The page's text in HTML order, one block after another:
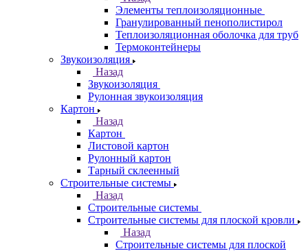
Элементы теплоизоляционные
Гранулированный пенополистирол
Теплоизоляционная оболочка для труб
Термоконтейнеры
Звукоизоляция
Назад
Звукоизоляция
Рулонная звукоизоляция
Картон
Назад
Картон
Листовой картон
Рулонный картон
Тарный склеенный
Строительные системы
Назад
Строительные системы
Строительные системы для плоской кровли
Назад
Строительные системы для плоской